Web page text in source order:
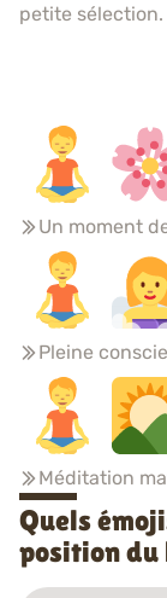
petite sélection.
Un moment
Pleine
Méditation
Quels
position du